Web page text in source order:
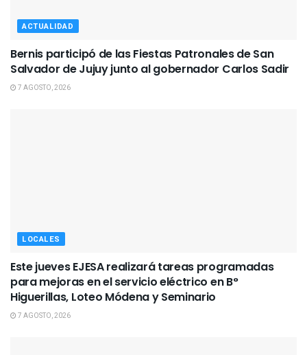
ACTUALIDAD
Bernis participó de las Fiestas Patronales de San
Salvador de Jujuy junto al gobernador Carlos Sadir
7 AGOSTO, 2026
LOCALES
Este jueves EJESA realizará tareas programadas
para mejoras en el servicio eléctrico en B°
Higuerillas, Loteo Módena y Seminario
7 AGOSTO, 2026